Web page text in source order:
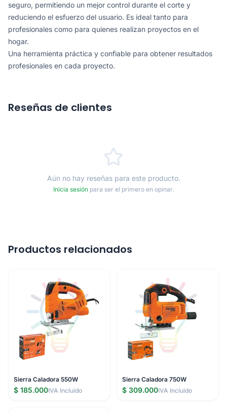
seguro, permitiendo un mejor control durante el corte y
reduciendo el esfuerzo del usuario. Es ideal tanto para
profesionales como para quienes realizan proyectos en el
hogar.
Una herramienta práctica y confiable para obtener resultados
profesionales en cada proyecto.
Reseñas de clientes
Aún no hay reseñas para este producto.
Inicia sesión para ser el primero en opinar.
Productos relacionados
Sierra Caladora 550W
$ 185.000IVA Incluido
Sierra Caladora 750W
$ 309.000IVA Incluido